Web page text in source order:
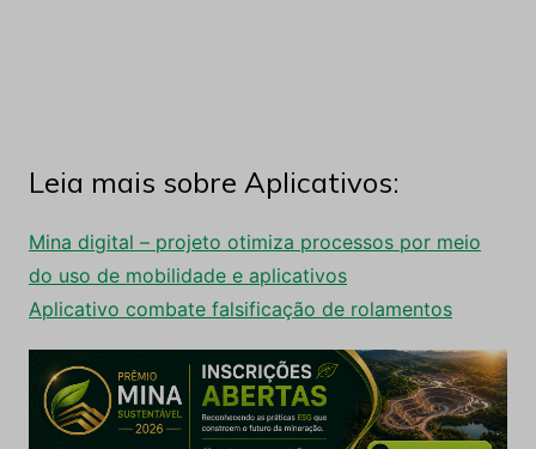
Leia mais sobre Aplicativos:
Mina digital – projeto otimiza processos por meio
do uso de mobilidade e aplicativos
Aplicativo combate falsificação de rolamentos